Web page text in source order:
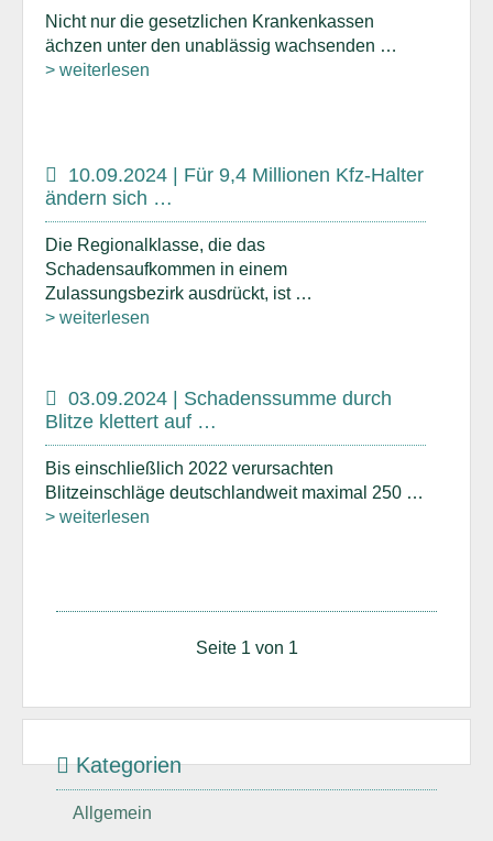
Nicht nur die gesetzlichen Krankenkassen
ächzen unter den unablässig wachsenden …
> weiterlesen
10.09.2024 | Für 9,4 Millionen Kfz-Halter
ändern sich …
Die Regionalklasse, die das
Schadensaufkommen in einem
Zulassungsbezirk ausdrückt, ist …
> weiterlesen
03.09.2024 | Schadenssumme durch
Blitze klettert auf …
Bis einschließlich 2022 verursachten
Blitzeinschläge deutschlandweit maximal 250 …
> weiterlesen
Seite 1 von 1
Kategorien
Allgemein